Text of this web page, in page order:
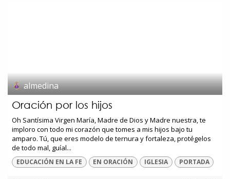
almedina
Oración por los hijos
Oh Santísima Virgen María, Madre de Dios y Madre nuestra, te
imploro con todo mi corazón que tomes a mis hijos bajo tu
amparo. Tú, que eres modelo de ternura y fortaleza, protégelos
de todo mal, guíal...
EDUCACIÓN EN LA FE EN ORACIÓN IGLESIA PORTADA